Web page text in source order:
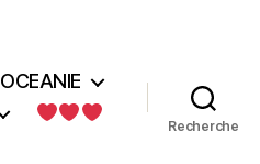
OCEANIE
Recherche